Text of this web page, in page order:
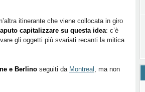
itinerante che viene collocata in giro
capitalizzare su questa idea: c’è
gli oggetti più svariati recanti la mitica
e Berlino seguiti da Montreal , ma non